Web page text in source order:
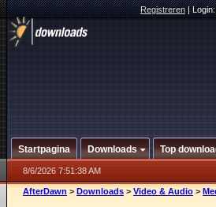
Registreren|
Startpagina Downloads Top
8/6/2026 7:51:38 AM
AfterDawn > Downloads > Video & Audio >